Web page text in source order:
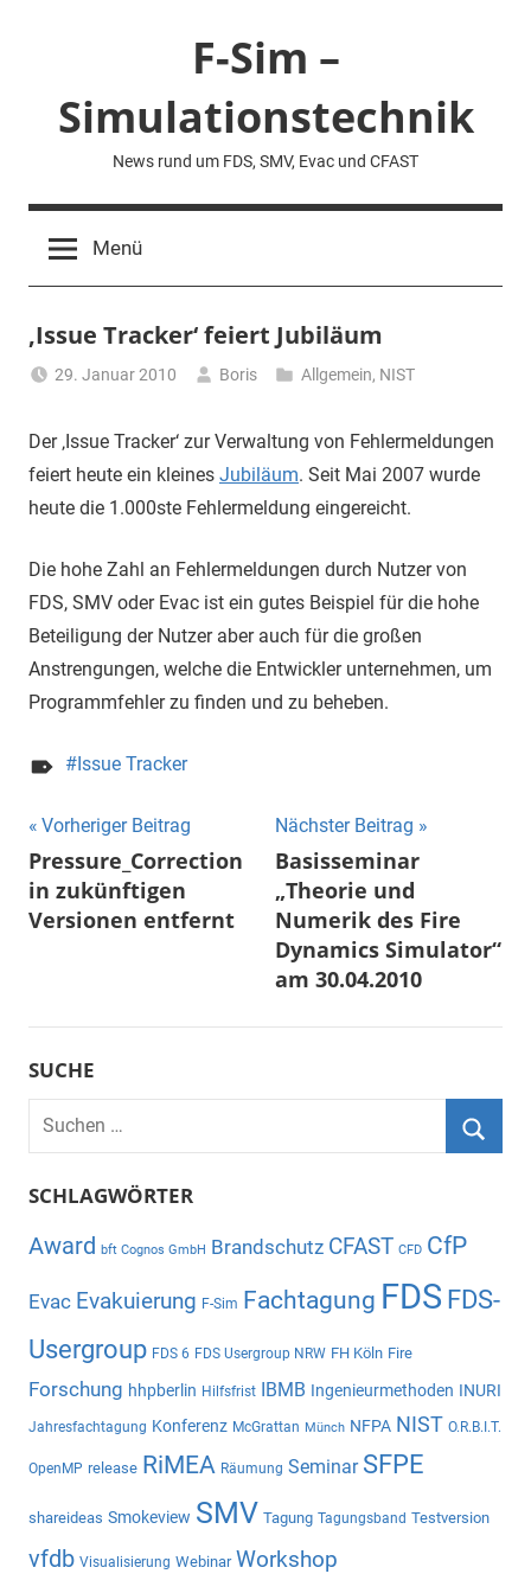
F-Sim –
Simulationstechnik
News rund um FDS, SMV, Evac und CFAST
Menü
‚Issue Tracker‘ feiert Jubiläum
29. Januar 2010 Boris Allgemein, NIST
Der ‚Issue Tracker‘ zur Verwaltung von Fehlermeldungen
feiert heute ein kleines Jubiläum. Seit Mai 2007 wurde
heute die 1.000ste Fehlermeldung eingereicht.
Die hohe Zahl an Fehlermeldungen durch Nutzer von
FDS, SMV oder Evac ist ein gutes Beispiel für die hohe
Beteiligung der Nutzer aber auch für die großen
Anstrengungen, welche die Entwickler unternehmen, um
Programmfehler zu finden und zu beheben.
Issue Tracker
Beitragsnavigation
Vorheriger Beitrag
Pressure_Correction
in zukünftigen
Versionen entfernt
Nächster Beitrag
Basisseminar
„Theorie und
Numerik des Fire
Dynamics Simulator“
am 30.04.2010
SUCHE
Suchen
nach:
SCHLAGWÖRTER
Award bft Cognos GmbH Brandschutz CFAST CFD CfP
Evac Evakuierung F-Sim Fachtagung FDS FDS-
Usergroup FDS 6 FDS Usergroup NRW FH Köln Fire
Forschung hhpberlin Hilfsfrist IBMB Ingenieurmethoden INURI
Jahresfachtagung Konferenz McGrattan Münch NFPA NIST O.R.B.I.T.
OpenMP release RiMEA Räumung Seminar SFPE
shareideas Smokeview SMV Tagung Tagungsband Testversion
vfdb Visualisierung Webinar Workshop